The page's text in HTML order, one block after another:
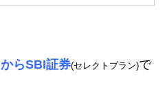
からSBI証券(セレクトプラン)で